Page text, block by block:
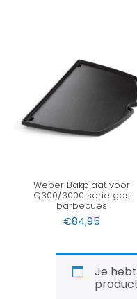
Weber Bakplaat voor
Q300/3000 serie gas
barbecues
€84,95
Je